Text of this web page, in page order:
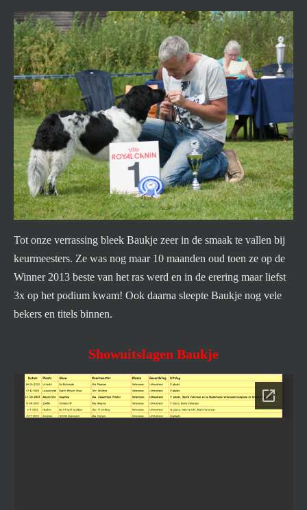
Tot onze verrassing bleek Baukje zeer in de smaak te vallen bij
keurmeesters. Ze was nog maar 10 maanden oud toen ze op de
Winner 2013 beste van het ras werd en in de erering maar liefst
3x op het podium kwam! Ook daarna sleepte Baukje nog vele
bekers en titels binnen.
Showuitslagen Baukje